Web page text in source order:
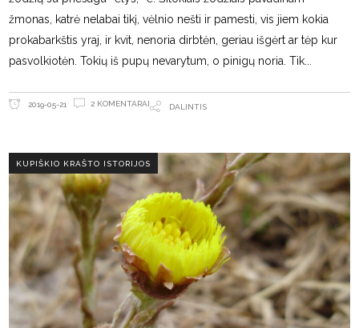
žmonas, katrė nelabai tikį, vėlnio nešti ir pamesti, vis jiem kokia
prokabarkštis yraj, ir kvit, nenoria dirbtėn, geriau išgėrt ar tėp kur
pasvolkiotėn. Tokių iš pupų nevarytum, o pinigų noria. Tik
2019-05-21 2 KOMENTARAI DALINTIS
KUPIŠKIO KRAŠTO ISTORIJOS